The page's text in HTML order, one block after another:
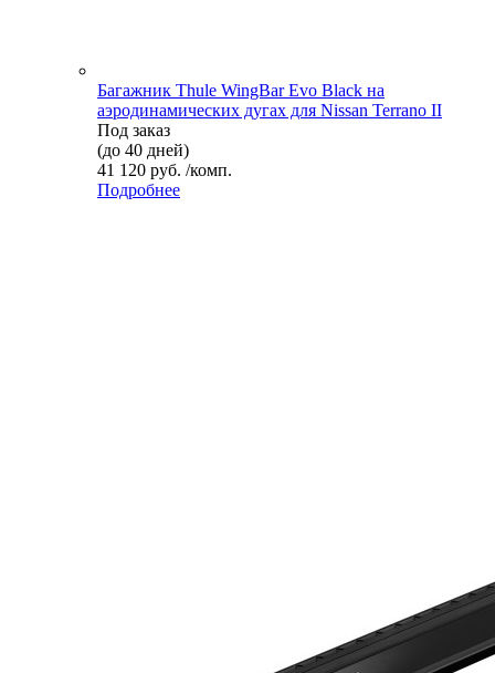
Багажник Thule WingBar Evo Black на
аэродинамических дугах для Nissan Terrano II
Под заказ
(до 40 дней)
41 120 руб. /комп.
Подробнее